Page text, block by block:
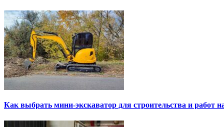
Как выбрать мини-экскаватор для строительства и работ